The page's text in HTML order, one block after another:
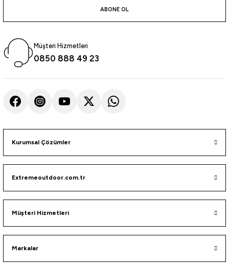
ABONE OL
Müşteri Hizmetleri
0850 888 49 23
Kurumsal Çözümler
Extremeoutdoor.com.tr
Müşteri Hizmetleri
Markalar